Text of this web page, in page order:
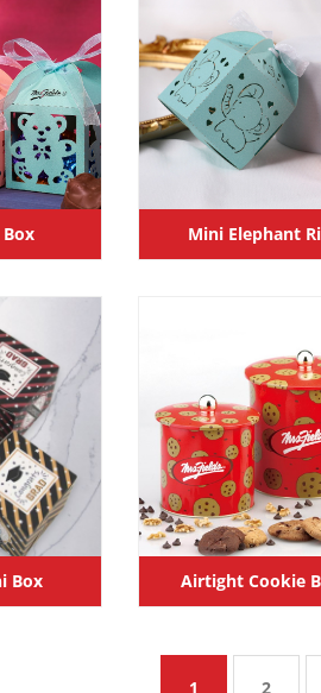
Mini Elephant
Box Airtight Cookie
1 2